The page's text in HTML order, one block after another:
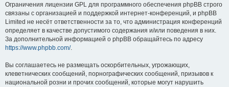
Ограничения лицензии GPL для программного обеспечения phpBB строго
связаны с организацией и поддержкой интернет-конференций, и phpBB
Limited не несёт ответственности за то, что администрация конференций
определяет в качестве допустимого содержания и/или поведения в них.
За дополнительной информацией о phpBB обращайтесь по адресу
https://www.phpbb.com/.
Вы соглашаетесь не размещать оскорбительных, угрожающих,
клеветнических сообщений, порнографических сообщений, призывов к
национальной розни и прочих сообщений, которые могут нарушить